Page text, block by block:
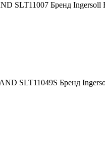
SLT11007 Бренд
SLT11049S Бренд